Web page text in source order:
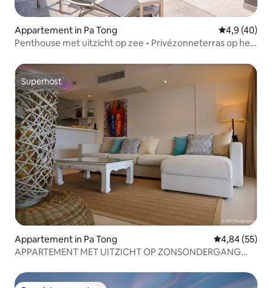
Appartement in Pa Tong Gemiddelde
4,9 (40)
Penthouse met uitzicht op zee • Privézonneterras op het
Superhost
Superhost
Appartement in Pa Tong Gemiddelde
4,84 (55)
APPARTEMENT MET UITZICHT OP ZONSONDERGANG